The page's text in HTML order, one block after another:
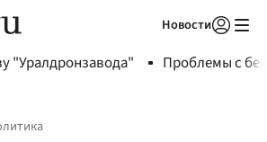
Новости
"Уралдронзавода" Проблемы с